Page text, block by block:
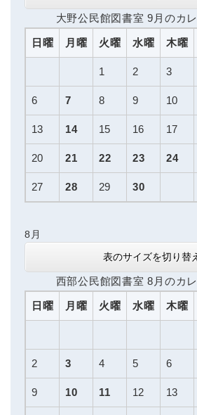
大野公民館図書室 9月のカ
日曜 月曜 火曜 水曜 木曜
1 2 3
6 7 8 9 10
13 14 15 16 17
20 21 22 23 24
27 28 29 30
8月
表のサイズを切り替
西部公民館図書室 8月のカ
日曜 月曜 火曜 水曜 木曜
2 3 4 5 6
9 10 11 12 13